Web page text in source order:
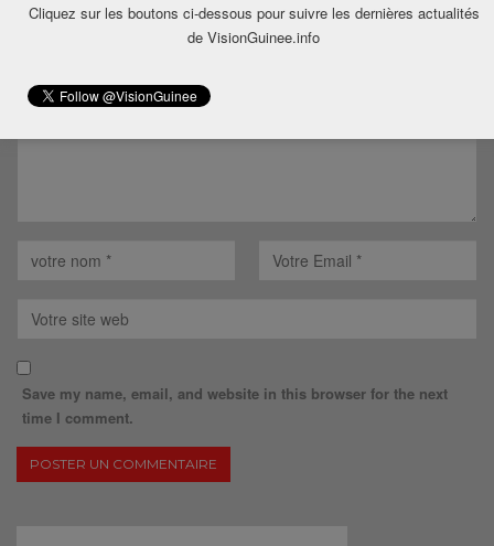
Votre adresse email ne sera pas publiée.
Save my name, email, and website in this browser for the next
time I comment.
Cliquez sur les boutons ci-dessous pour suivre les dernières actualités
de VisionGuinee.info